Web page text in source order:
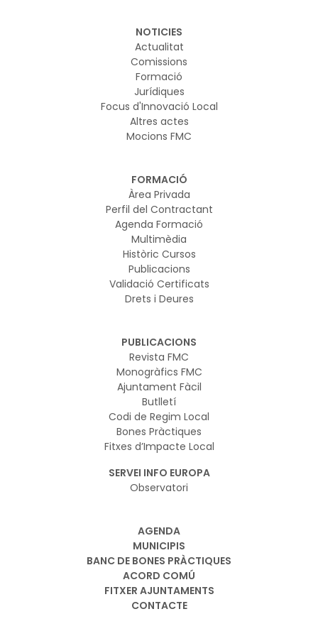
NOTICIES
Actualitat
Comissions
Formació
Jurídiques
Focus d'Innovació Local
Altres actes
Mocions FMC
FORMACIÓ
Àrea Privada
Perfil del Contractant
Agenda Formació
Multimèdia
Històric Cursos
Publicacions
Validació Certificats
Drets i Deures
PUBLICACIONS
Revista FMC
Monogràfics FMC
Ajuntament Fàcil
Butlletí
Codi de Regim Local
Bones Pràctiques
Fitxes d’Impacte Local
SERVEI INFO EUROPA
Observatori
AGENDA
MUNICIPIS
BANC DE BONES PRÀCTIQUES
ACORD COMÚ
FITXER AJUNTAMENTS
CONTACTE